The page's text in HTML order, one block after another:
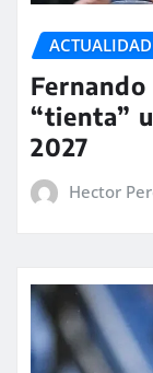
ACTUALIDAD
“tienta”
2027
Hector